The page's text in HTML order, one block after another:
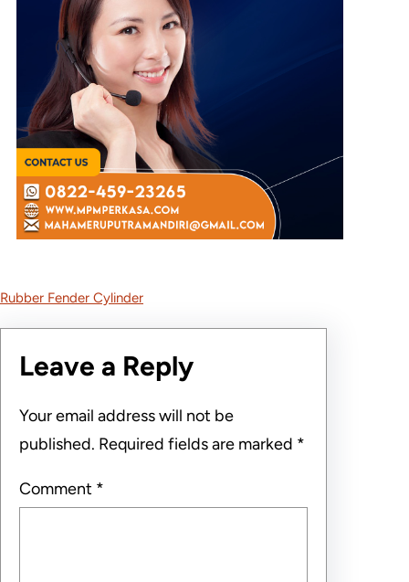
Rubber Fender Cylinder
Leave a Reply
Your email address will not be
published. Required fields are marked *
Comment *